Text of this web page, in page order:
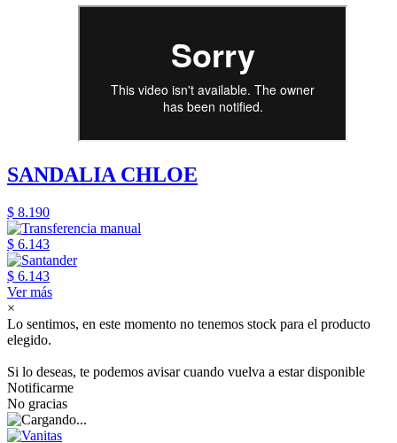
SANDALIA CHLOE
$ 8.190
$ 6.143
$ 6.143
Ver más
×
Lo sentimos, en este momento no tenemos stock para el producto
elegido.
Si lo deseas, te podemos avisar cuando vuelva a estar disponible
Notificarme
No gracias